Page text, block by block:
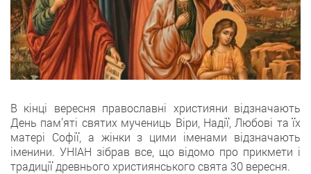
В кінці вересня православні християни відзначають
День пам’яті святих мучениць Віри, Надії, Любові та їх
матері Софії, а жінки з цими іменами відзначають
іменини. УНІАН зібрав все, що відомо про прикмети і
традиції древнього християнського свята 30 вересня.